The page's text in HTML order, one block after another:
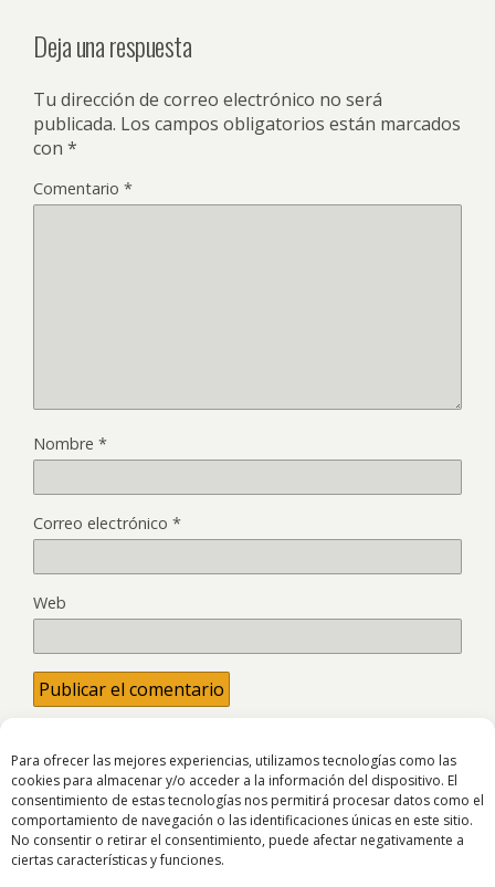
Para ofrecer las mejores experiencias, utilizamos tecnologías como las
cookies para almacenar y/o acceder a la información del dispositivo. El
consentimiento de estas tecnologías nos permitirá procesar datos como el
comportamiento de navegación o las identificaciones únicas en este sitio.
No consentir o retirar el consentimiento, puede afectar negativamente a
ciertas características y funciones.
Deja una respuesta
Tu dirección de correo electrónico no será
publicada. Los campos obligatorios están marcados
con *
Comentario *
Nombre *
Correo electrónico *
Web
Volver arriba
Móvil